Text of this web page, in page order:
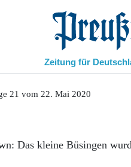
Preußische
Zeitung für
21 vom 22. Mai 2020
Das kleine Büsingen